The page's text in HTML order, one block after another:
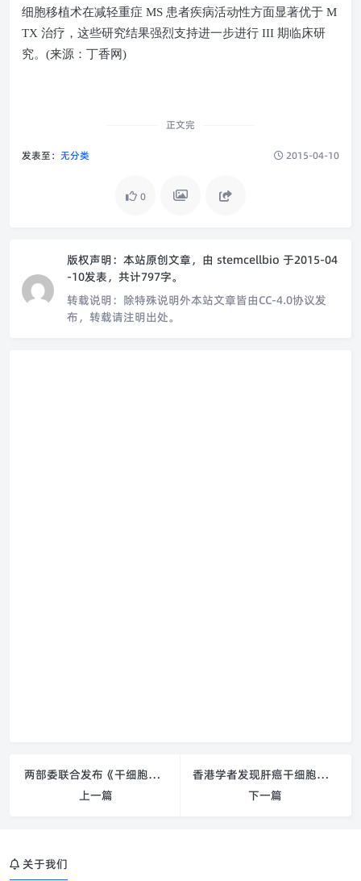
细胞移植术在减轻重症 MS 患者疾病活动性方面显著优于 M
TX 治疗，这些研究结果强烈支持进一步进行 III 期临床研
究。 (来源：丁香网)
正文完
发表至： 无分类 2015-04-10
0
版权声明： 本站原创文章，由 stemcellbio 于2015-04
-10发表，共计797字。
转载说明： 除特殊说明外本站文章皆由CC-4.0协议发
布，转载请注明出处。
两部委联合发布《干细胞临床研究管理办法（试行）意见》
上一篇
香港学者发现肝癌干细胞标记物，获500万港元奖金
下一篇
关于我们